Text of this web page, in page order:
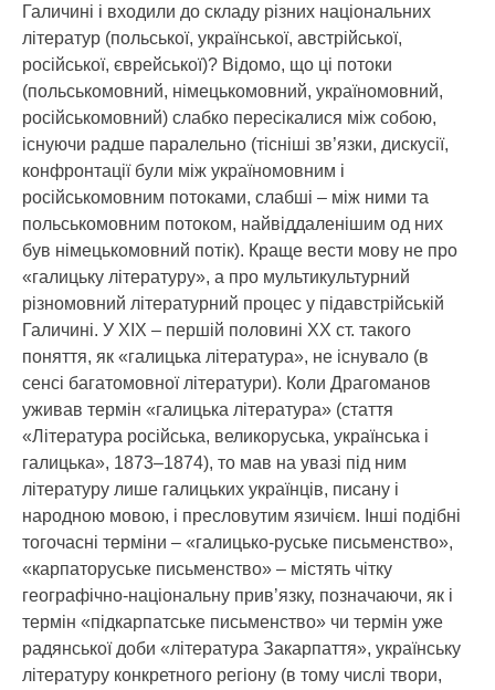
Галичині і входили до складу різних національних
літератур (польської, української, австрійської,
російської, єврейської)? Відомо, що ці потоки
(польськомовний, німецькомовний, україномовний,
російськомовний) слабко пересікалися між собою,
існуючи радше паралельно (тісніші зв’язки, дискусії,
конфронтації були між україномовним і
російськомовним потоками, слабші – між ними та
польськомовним потоком, найвіддаленішим од них
був німецькомовний потік). Краще вести мову не про
«галицьку літературу», а про мультикультурний
різномовний літературний процес у підавстрійській
Галичині. У ХІХ – першій половині ХХ ст. такого
поняття, як «галицька література», не існувало (в
сенсі багатомовної літератури). Коли Драгоманов
уживав термін «галицька література» (стаття
«Література російська, великоруська, українська і
галицька», 1873–1874), то мав на увазі під ним
літературу лише галицьких українців, писану і
народною мовою, і пресловутим язичієм. Інші подібні
тогочасні терміни – «галицько-руське письменство»,
«карпаторуське письменство» – містять чітку
географічно-національну прив’язку, позначаючи, як і
термін «підкарпатське письменство» чи термін уже
радянської доби «література Закарпаття», українську
літературу конкретного регіону (в тому числі твори,